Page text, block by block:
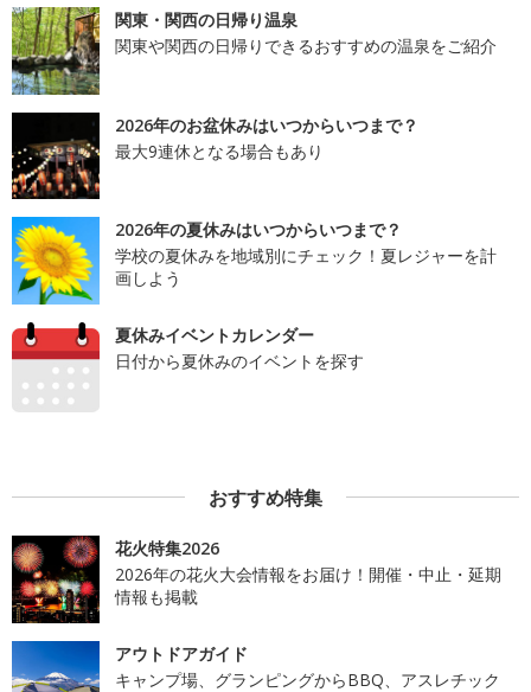
関東・関西の日帰り温泉
関東や関西の日帰りできるおすすめの温泉をご紹介
2026年のお盆休みはいつからいつまで？
最大9連休となる場合もあり
2026年の夏休みはいつからいつまで？
学校の夏休みを地域別にチェック！夏レジャーを計
画しよう
夏休みイベントカレンダー
日付から夏休みのイベントを探す
おすすめ特集
花火特集2026
2026年の花火大会情報をお届け！開催・中止・延期
情報も掲載
アウトドアガイド
キャンプ場、グランピングからBBQ、アスレチック